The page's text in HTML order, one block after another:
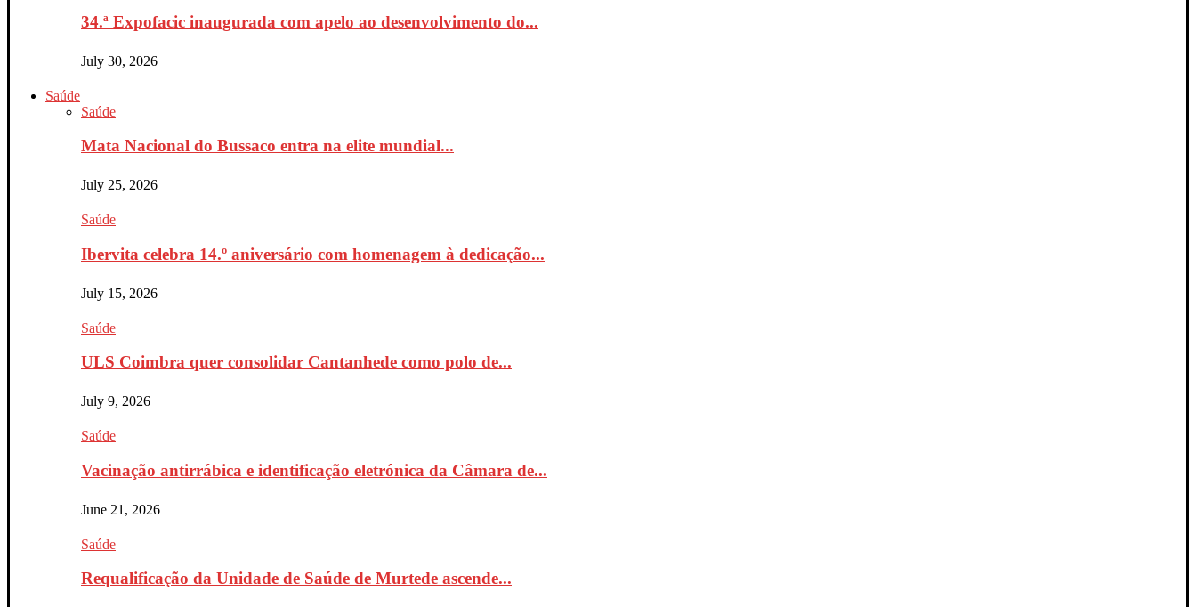
34.ª Expofacic inaugurada com apelo ao desenvolvimento do...
July 30, 2026
Saúde
Saúde
Mata Nacional do Bussaco entra na elite mundial...
July 25, 2026
Saúde
Ibervita celebra 14.º aniversário com homenagem à dedicação...
July 15, 2026
Saúde
ULS Coimbra quer consolidar Cantanhede como polo de...
July 9, 2026
Saúde
Vacinação antirrábica e identificação eletrónica da Câmara de...
June 21, 2026
Saúde
Requalificação da Unidade de Saúde de Murtede ascende...